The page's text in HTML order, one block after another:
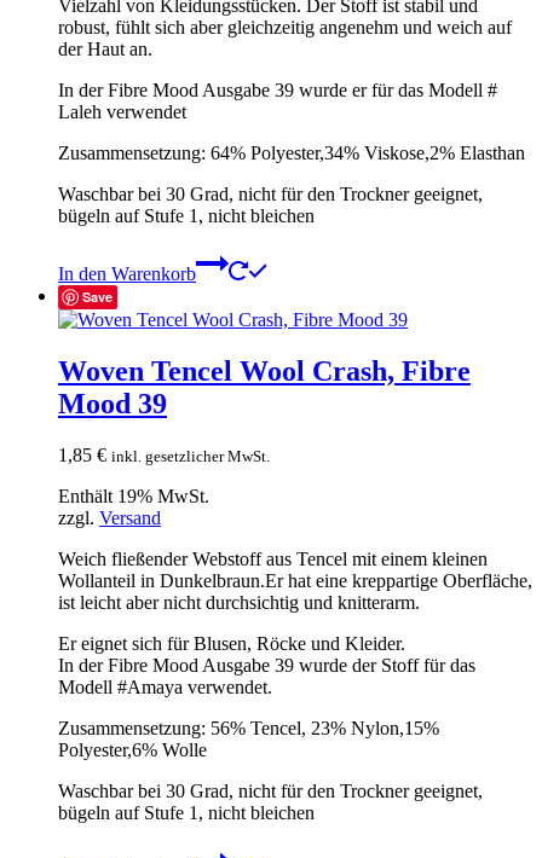
Vielzahl von Kleidungsstücken. Der Stoff ist stabil und
robust, fühlt sich aber gleichzeitig angenehm und weich auf
der Haut an.
In der Fibre Mood Ausgabe 39 wurde er für das Modell #
Laleh verwendet
Zusammensetzung: 64% Polyester,34% Viskose,2% Elasthan
Waschbar bei 30 Grad, nicht für den Trockner geeignet,
bügeln auf Stufe 1, nicht bleichen
In den Warenkorb
Save
Woven Tencel Wool Crash, Fibre
Mood 39
1,85 € inkl. gesetzlicher MwSt.
Enthält 19% MwSt.
zzgl. Versand
Weich fließender Webstoff aus Tencel mit einem kleinen
Wollanteil in Dunkelbraun.Er hat eine kreppartige Oberfläche,
ist leicht aber nicht durchsichtig und knitterarm.
Er eignet sich für Blusen, Röcke und Kleider.
In der Fibre Mood Ausgabe 39 wurde der Stoff für das
Modell #Amaya verwendet.
Zusammensetzung: 56% Tencel, 23% Nylon,15%
Polyester,6% Wolle
Waschbar bei 30 Grad, nicht für den Trockner geeignet,
bügeln auf Stufe 1, nicht bleichen